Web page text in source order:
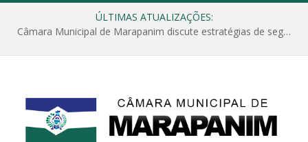
ÚLTIMAS ATUALIZAÇÕES:
Câmara Municipal de Marapanim discute estratégias de segurança com autoridades e poder executivo